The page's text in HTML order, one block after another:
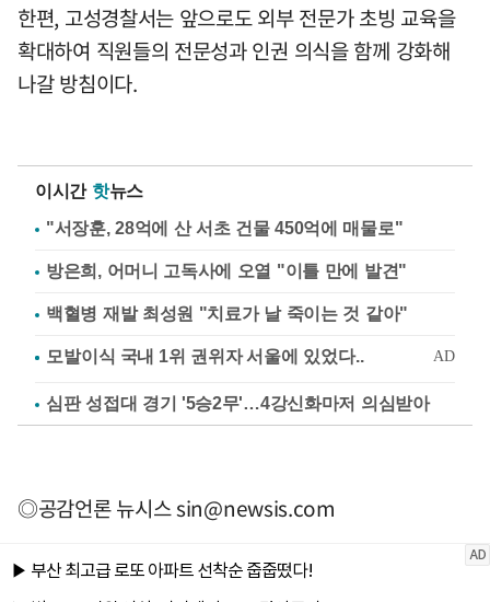
한편, 고성경찰서는 앞으로도 외부 전문가 초빙 교육을
확대하여 직원들의 전문성과 인권 의식을 함께 강화해
나갈 방침이다.
이시간 핫뉴스
"서장훈, 28억에 산 서초 건물 450억에 매물로"
방은희, 어머니 고독사에 오열 "이틀 만에 발견"
백혈병 재발 최성원 "치료가 날 죽이는 것 같아"
심판 성접대 경기 '5승2무'…4강신화마저 의심받아
◎공감언론 뉴시스sin@newsis.com